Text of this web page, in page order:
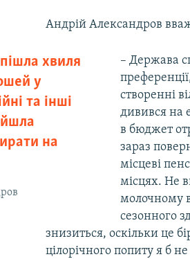
Андрій Александров
хвиля
у
та інші
на
– Держава
створенні
дивився на
в бюджет
зараз
місцеві
місцях. Не
молочному
сезонного
знизиться, оскільки це
цілорічного попиту я б